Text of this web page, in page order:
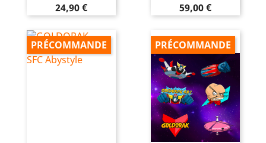
Prix
24,90 € Prix
59,00 €
PRÉCOMMANDE PRÉCOMMANDE